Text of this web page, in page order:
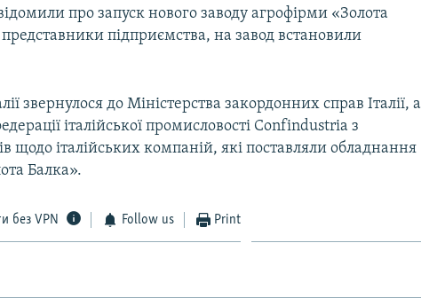
про запуск нового заводу агрофірми «Золота
підприємства, на завод встановили
звернулося до Міністерства закордонних справ Італії, а
італійської промисловості Confindustria з
щодо італійських компаній, які поставляли обладнання
Балка».
без VPN Follow us Print